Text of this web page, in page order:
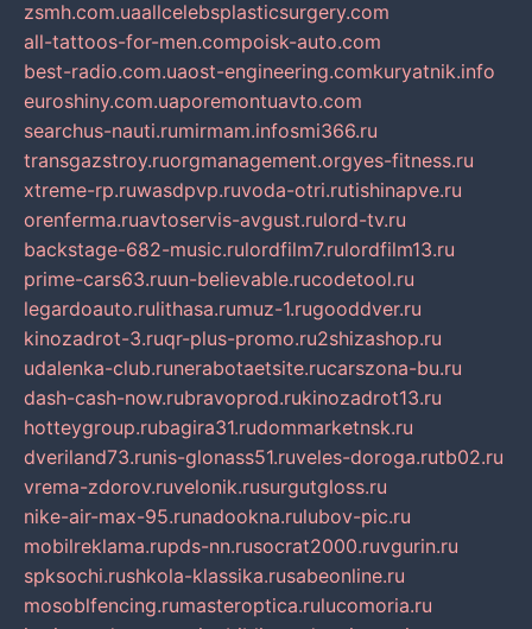
zsmh.com.uaallcelebsplasticsurgery.com
all-tattoos-for-men.compoisk-auto.com
best-radio.com.uaost-engineering.comkuryatnik.info
euroshiny.com.uaporemontuavto.com
searchus-nauti.rumirmam.infosmi366.ru
transgazstroy.ruorgmanagement.orgyes-fitness.ru
xtreme-rp.ruwasdpvp.ruvoda-otri.rutishinapve.ru
orenferma.ruavtoservis-avgust.rulord-tv.ru
backstage-682-music.rulordfilm7.rulordfilm13.ru
prime-cars63.ruun-believable.rucodetool.ru
legardoauto.rulithasa.rumuz-1.rugooddver.ru
kinozadrot-3.ruqr-plus-promo.ru2shizashop.ru
udalenka-club.runerabotaetsite.rucarszona-bu.ru
dash-cash-now.rubravoprod.rukinozadrot13.ru
hotteygroup.rubagira31.rudommarketnsk.ru
dveriland73.runis-glonass51.ruveles-doroga.rutb02.ru
vrema-zdorov.ruvelonik.rusurgutgloss.ru
nike-air-max-95.runadookna.rulubov-pic.ru
mobilreklama.rupds-nn.rusocrat2000.ruvgurin.ru
spksochi.rushkola-klassika.rusabeonline.ru
mosoblfencing.rumasteroptica.rulucomoria.ru